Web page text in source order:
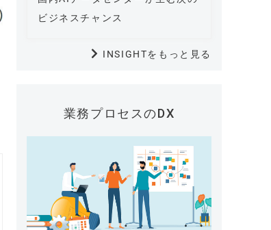
ビジネスチャンス
INSIGHTをもっと見る
業務プロセスのDX